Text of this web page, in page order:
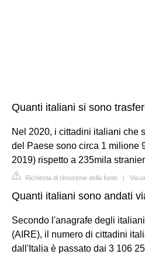
Quanti italiani si sono
Nel 2020, i cittadini italiani che
del Paese sono circa 1 milione
2019) rispetto a 235mila
Richiesta di rimozione della fonte |
Quanti italiani sono andati
Secondo l'anagrafe degli
(AIRE), il numero di cittadini
dall'Italia è passato dai 3 106